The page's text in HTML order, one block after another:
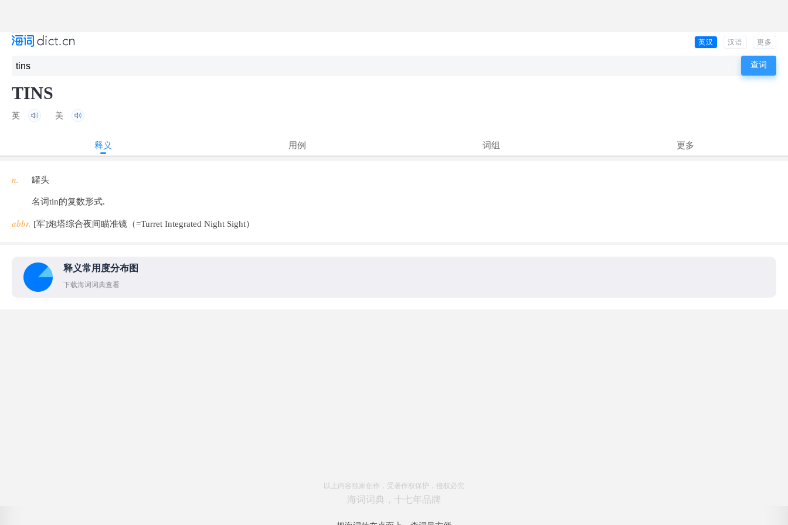
英汉 汉语 更多
TINS
英 美
释义 用例 词组 更多
n. 罐头
名词tin的复数形式.
abbr. [军]炮塔综合夜间瞄准镜（=Turret Integrated Night Sight）
释义常用度分布图
下载海词词典查看
以上内容独家创作，受著作权保护，侵权必究
海词词典，十七年品牌